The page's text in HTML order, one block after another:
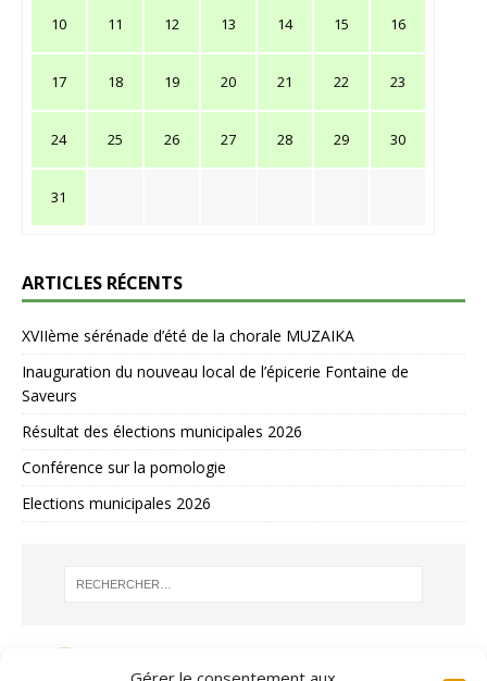
10 11 12 13 14 15 16
17 18 19 20 21 22 23
24 25 26 27 28 29 30
31
ARTICLES RÉCENTS
XVIIème sérénade d’été de la chorale MUZAIKA
Inauguration du nouveau local de l’épicerie Fontaine de
Saveurs
Résultat des élections municipales 2026
Conférence sur la pomologie
Elections municipales 2026